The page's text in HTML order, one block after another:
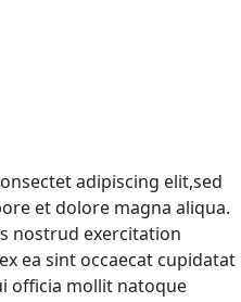
adipiscing elit,sed
et dolore magna aliqua.
nostrud exercitation
ea sint occaecat cupidatat
officia mollit natoque